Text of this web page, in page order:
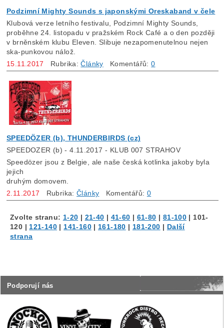
Podporují nás
Podzimní Mighty Sounds s japonskými Oreskaband v čele
Klubová verze letního festivalu, Podzimní Mighty Sounds,
proběhne 24. listopadu v pražském Rock Café a o den později
v brněnském klubu Eleven. Slibuje nezapomenutelnou nejen
ska-punkovou nálož.
15.11.2017
Rubrika:Články Komentářů:0
SPEEDÖZER (b), THUNDERBIRDS (cz)
SPEEDOZER (b) - 4.11.2017 - KLUB 007 STRAHOV
Speedözer jsou z Belgie, ale naše česká kotlinka jakoby byla
jejich
druhým domovem.
2.11.2017 Rubrika:Články Komentářů: 0
Zvolte stranu: 1-20 | 21-40 | 41-60 | 61-80 | 81-100 | 101-
120 | 121-140 | 141-160| 161-180 | 181-200 | Další
strana